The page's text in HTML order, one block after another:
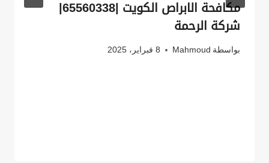
مكافحة الابراص الكويت |65560338|
شركة الرحمة
بواسطة Mahmoud 8 فبراير، 2025